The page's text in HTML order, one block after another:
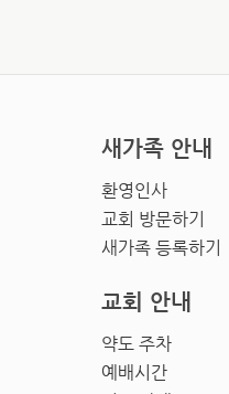
새가족 안내
환영인사
교회 방문하기
새가족 등록하기
교회 안내
약도 주차
예배시간